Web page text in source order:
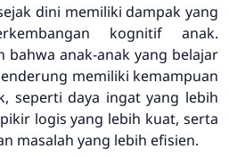
dini memiliki dampak yang
kognitif anak.
bahwa anak-anak yang belajar
memiliki kemampuan
seperti daya ingat yang lebih
logis yang lebih kuat, serta
masalah yang lebih efisien.